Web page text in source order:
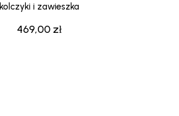
469,00 zł
kolczyki i zawieszka